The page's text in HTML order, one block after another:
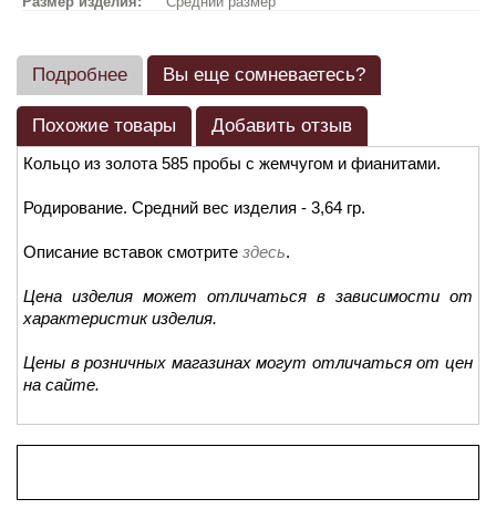
Подробнее Вы еще сомневаетесь?
Похожие товары Добавить отзыв
Кольцо из золота 585 пробы с жемчугом и фианитами.
Родирование. Средний вес изделия - 3,64 гр.
Описание вставок смотрите здесь.
Цена изделия может отличаться в зависимости от
характеристик изделия.
Цены в розничных магазинах могут отличаться от цен
на сайте.